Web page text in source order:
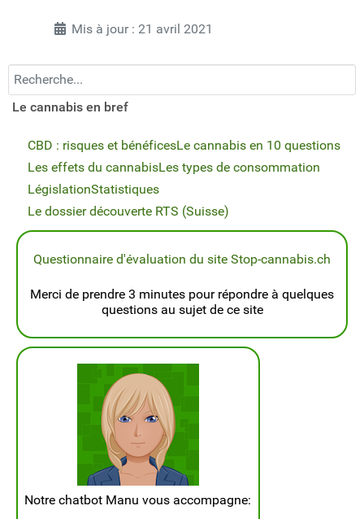
Mis à jour : 21 avril 2021
Recherchez...
Le cannabis en bref
CBD : risques et bénéficesLe cannabis en 10 questions
Les effets du cannabisLes types de consommation
LégislationStatistiques
Le dossier découverte RTS (Suisse)
Questionnaire d'évaluation du site Stop-cannabis.ch
Merci de prendre 3 minutes pour répondre à quelques
questions au sujet de ce site
Notre chatbot Manu vous accompagne: